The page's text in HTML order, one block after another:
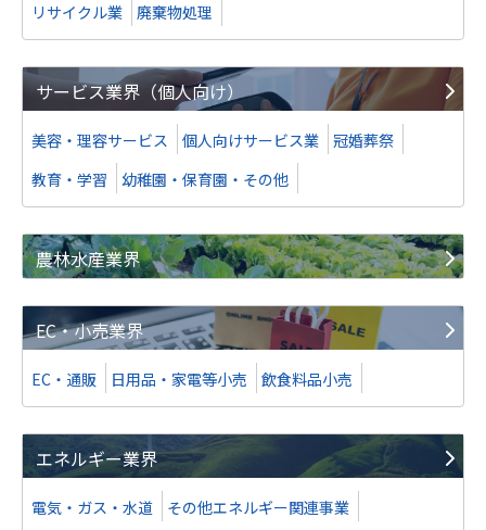
リサイクル業
廃棄物処理
サービス業界（個人向け）
美容・理容サービス 個人向けサービス業
冠婚葬祭
教育・学習
幼稚園・保育園・その他
農林水産業界
EC・小売業界
EC・通販 日用品・家電等小売 飲食料品小売
エネルギー業界
電気・ガス・水道 その他エネルギー関連事業